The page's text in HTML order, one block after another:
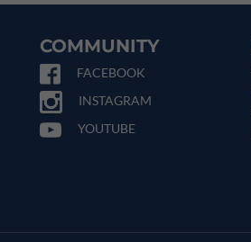
COMMUNITY
FACEBOOK
INSTAGRAM
YOUTUBE